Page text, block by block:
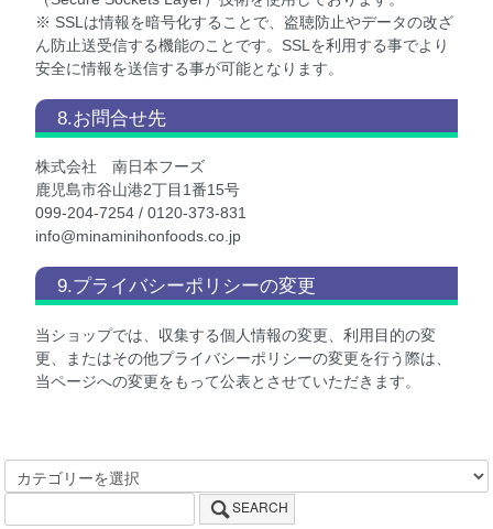
※ SSLは情報を暗号化することで、盗聴防止やデータの改ざ
ん防止送受信する機能のことです。SSLを利用する事でより
安全に情報を送信する事が可能となります。
8.お問合せ先
株式会社 南日本フーズ
鹿児島市谷山港2丁目1番15号
099-204-7254 / 0120-373-831
info@minaminihonfoods.co.jp
9.プライバシーポリシーの変更
当ショップでは、収集する個人情報の変更、利用目的の変
更、またはその他プライバシーポリシーの変更を行う際は、
当ページへの変更をもって公表とさせていただきます。
SEARCH